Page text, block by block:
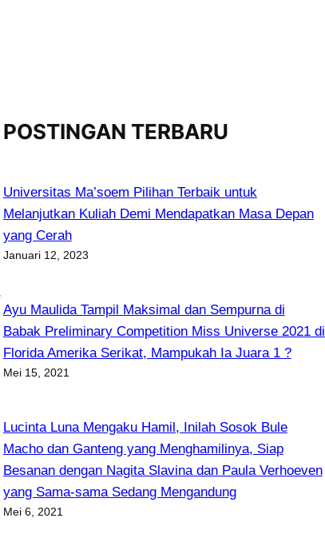
POSTINGAN TERBARU
Universitas Ma’soem Pilihan Terbaik untuk
Melanjutkan Kuliah Demi Mendapatkan Masa Depan
yang Cerah
Januari 12, 2023
Ayu Maulida Tampil Maksimal dan Sempurna di
Babak Preliminary Competition Miss Universe 2021 di
Florida Amerika Serikat, Mampukah Ia Juara 1 ?
Mei 15, 2021
Lucinta Luna Mengaku Hamil, Inilah Sosok Bule
Macho dan Ganteng yang Menghamilinya, Siap
Besanan dengan Nagita Slavina dan Paula Verhoeven
yang Sama-sama Sedang Mengandung
Mei 6, 2021